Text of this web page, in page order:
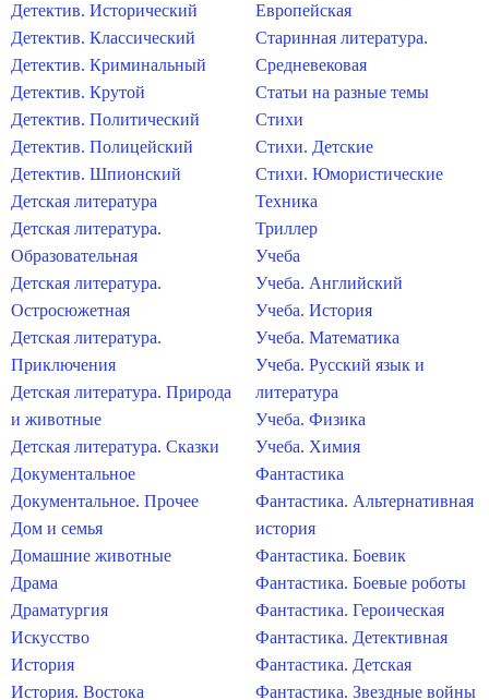
Детектив. Исторический
Детектив. Классический
Детектив. Криминальный
Детектив. Крутой
Детектив. Политический
Детектив. Полицейский
Детектив. Шпионский
Детская литература
Детская литература.
Образовательная
Детская литература.
Остросюжетная
Детская литература.
Приключения
Детская литература. Природа
и животные
Детская литература. Сказки
Документальное
Документальное. Прочее
Дом и семья
Домашние животные
Драма
Драматургия
Искусство
История
История. Востока
Европейская
Старинная литература.
Средневековая
Статьи на разные темы
Стихи
Стихи. Детские
Стихи. Юмористические
Техника
Триллер
Учеба
Учеба. Английский
Учеба. История
Учеба. Математика
Учеба. Русский язык и
литература
Учеба. Физика
Учеба. Химия
Фантастика
Фантастика. Альтернативная
история
Фантастика. Боевик
Фантастика. Боевые роботы
Фантастика. Героическая
Фантастика. Детективная
Фантастика. Детская
Фантастика. Звездные войны